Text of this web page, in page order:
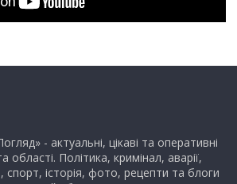
- актуальні, цікаві та оперативні
Політика, кримінал, аварії,
спорт, історія, фото, рецепти та блоги